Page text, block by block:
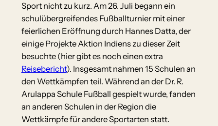
Sport nicht zu kurz. Am 26. Juli begann ein
schulübergreifendes Fußballturnier mit einer
feierlichen Eröffnung durch Hannes Datta, der
einige Projekte Aktion Indiens zu dieser Zeit
besuchte (hier gibt es noch einen extra
Reisebericht). Insgesamt nahmen 15 Schulen an
den Wettkämpfen teil. Während an der Dr. R.
Arulappa Schule Fußball gespielt wurde, fanden
an anderen Schulen in der Region die
Wettkämpfe für andere Sportarten statt.